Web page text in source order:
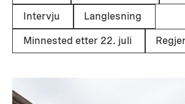
Intervju Langlesning
Minnested etter 22. juli